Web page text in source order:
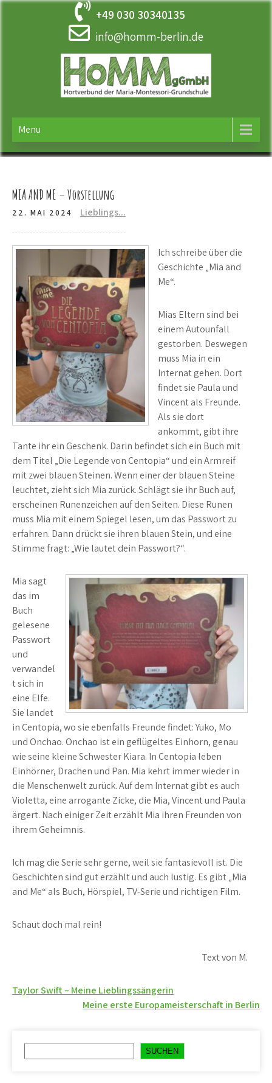
Skip
+49 030 30340135
info@homm-berlin.de
HOMM
Menu
MIA AND ME – Vorstellung
22. MAI 2024 Lieblings...
Ich schreibe über die
Geschichte „Mia and
Me“.
Mias Eltern sind bei
einem Autounfall
gestorben. Deswegen
muss Mia in ein
Internat gehen. Dort
findet sie Paula und
Vincent als Freunde.
Als sie dort
ankommt, gibt ihre
Tante ihr ein Geschenk. Darin befindet sich ein Buch mit
dem Titel „Die Legende von Centopia“ und ein Armreif
mit zwei blauen Steinen. Wenn einer der blauen Steine
leuchtet, zieht sich Mia zurück. Schlägt sie ihr Buch auf,
erscheinen Runenzeichen auf den Seiten. Diese Runen
muss Mia mit einem Spiegel lesen, um das Passwort zu
erfahren. Dann drückt sie ihren blauen Stein, und eine
Stimme fragt: „Wie lautet dein Passwort?“.
Mia sagt
das im
Buch
gelesene
Passwort
und
verwandel
t sich in
eine Elfe.
Sie landet
in Centopia, wo sie ebenfalls Freunde findet: Yuko, Mo
und Onchao. Onchao ist ein geflügeltes Einhorn, genau
wie seine kleine Schwester Kiara. In Centopia leben
Einhörner, Drachen und Pan. Mia kehrt immer wieder in
die Menschenwelt zurück. Auf dem Internat gibt es auch
Violetta, eine arrogante Zicke, die Mia, Vincent und Paula
ärgert. Nach einiger Zeit erzählt Mia ihren Freunden von
ihrem Geheimnis.
Ich mag die Serie sehr gerne, weil sie fantasievoll ist. Die
Geschichten sind gut erzählt und auch lustig. Es gibt „Mia
and Me“ als Buch, Hörspiel, TV-Serie und richtigen Film.
Schaut doch mal rein!
Text von M.
Beitragsnavigation
Taylor Swift – Meine Lieblingssängerin
Meine erste Europameisterschaft in Berlin
SUCHEN